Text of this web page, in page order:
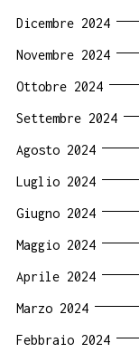
Dicembre 2024
Novembre 2024
Ottobre 2024
Settembre 2024
Agosto 2024
Luglio 2024
Giugno 2024
Maggio 2024
Aprile 2024
Marzo 2024
Febbraio 2024